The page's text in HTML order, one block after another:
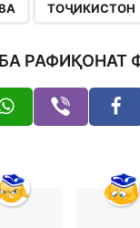
ТОҶИКИСТОН
РАФИҚОНАТ